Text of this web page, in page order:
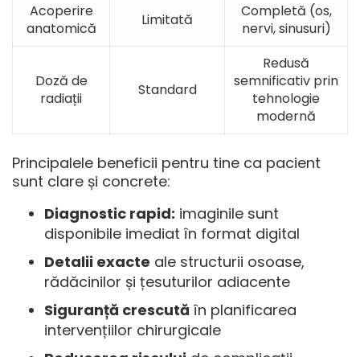
Acoperire
anatomică
Limitată
Completă (os,
nervi, sinusuri)
Doză de
radiații
Standard
Redusă
semnificativ prin
tehnologie
modernă
Principalele beneficii pentru tine ca pacient
sunt clare și concrete:
Diagnostic rapid: imaginile sunt
disponibile imediat în format digital
Detalii exacte ale structurii osoase,
rădăcinilor și țesuturilor adiacente
Siguranță crescută în planificarea
intervențiilor chirurgicale